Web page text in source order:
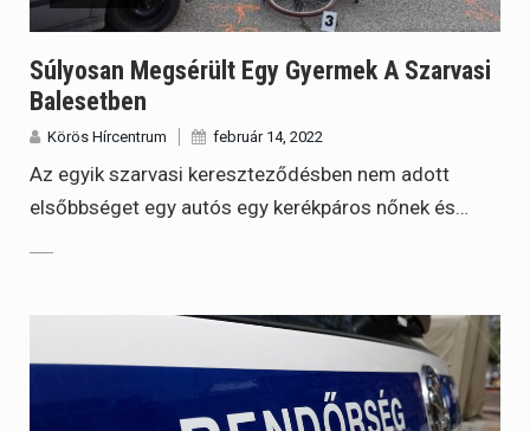
Súlyosan Megsérült Egy Gyermek A Szarvasi
Balesetben
Körös Hírcentrum február 14, 2022
Az egyik szarvasi kereszteződésben nem adott
elsőbbséget egy autós egy kerékpáros nőnek és…